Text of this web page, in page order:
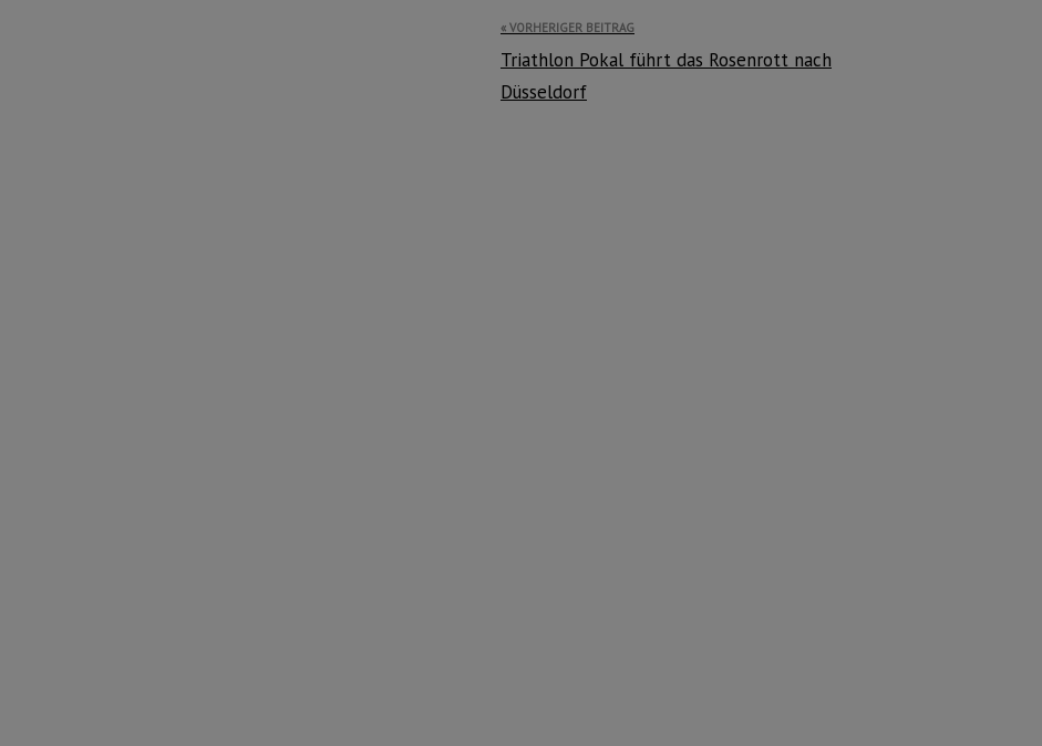
Beitragsnavigation
VORHERIGER BEITRAG
Triathlon Pokal führt das Rosenrott nach
Düsseldorf